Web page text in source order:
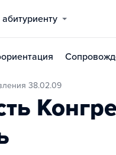
абитуриенту
38.02.09